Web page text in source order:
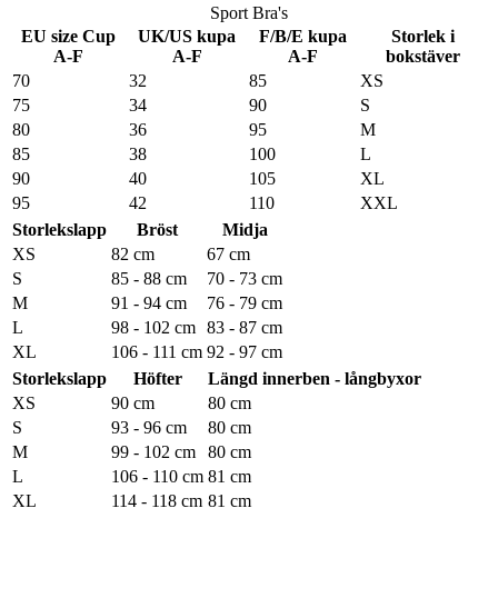
Sport Bra's
EU size Cup
A-F
UK/US kupa
A-F
F/B/E kupa
A-F
Storlek i
bokstäver
70
32 85
XS
75
34 90
S
80
36 95
M
85
38 100
L
90
40 105
XL
95
42 110
XXL
Storlekslapp
Bröst
Midja
XS
82 cm
67 cm
S
85 - 88 cm
70 - 73 cm
M
91 - 94 cm
76 - 79 cm
L
98 - 102 cm 83 - 87 cm
XL
106 - 111 cm 92 - 97 cm
Storlekslapp
Höfter
Längd innerben - långbyxor
XS
90 cm
80 cm
S
93 - 96 cm
80 cm
M
99 - 102 cm
80 cm
L
106 - 110 cm 81 cm
XL
114 - 118 cm 81 cm